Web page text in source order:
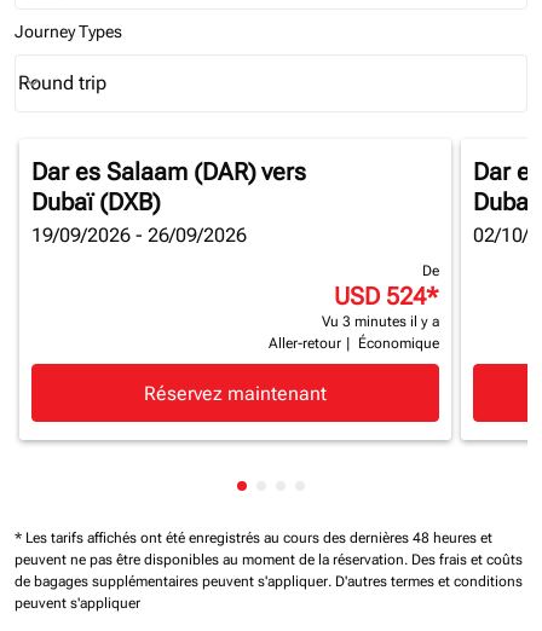
Journey Types
Journey Types option Round trip Selected
Round trip
keyboard_arrow_down
Dar es Salaam (DAR)vers
Dubaï (DXB)
19/09/2026 - 26/09/2026
De
USD 524*
Vu 3 minutes il y a
Aller-retour
Économique
Réservez maintenant
Dar
Dubaï
02/10/
Affichage de cmp-pagination-
* Les tarifs affichés ont été enregistrés au cours des dernières 48 heures et
peuvent ne pas être disponibles au moment de la réservation. Des frais et coûts
de bagages supplémentaires peuvent s'appliquer. D'autres termes et conditions
peuvent s'appliquer